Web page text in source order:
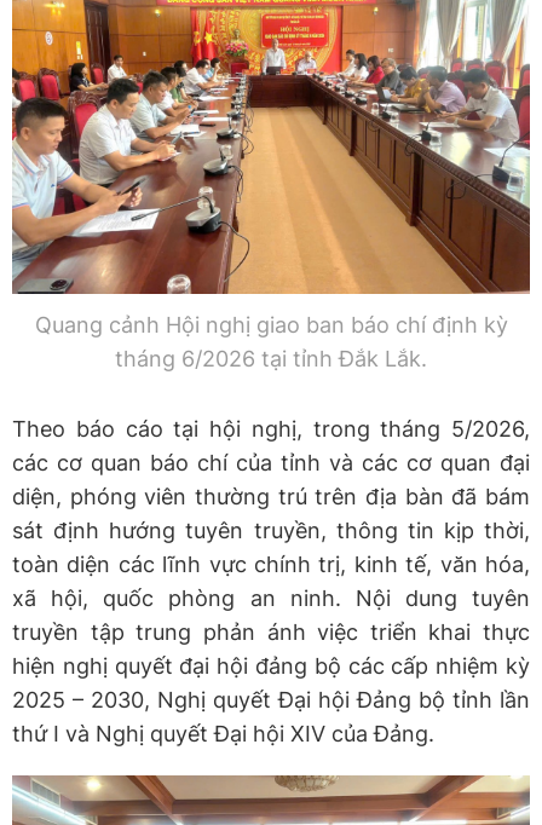
Quang cảnh Hội nghị giao ban báo chí định kỳ
tháng 6/2026 tại tỉnh Đắk Lắk.
Theo báo cáo tại hội nghị, trong tháng 5/2026,
các cơ quan báo chí của tỉnh và các cơ quan đại
diện, phóng viên thường trú trên địa bàn đã bám
sát định hướng tuyên truyền, thông tin kịp thời,
toàn diện các lĩnh vực chính trị, kinh tế, văn hóa,
xã hội, quốc phòng an ninh. Nội dung tuyên
truyền tập trung phản ánh việc triển khai thực
hiện nghị quyết đại hội đảng bộ các cấp nhiệm kỳ
2025 – 2030, Nghị quyết Đại hội Đảng bộ tỉnh lần
thứ I và Nghị quyết Đại hội XIV của Đảng.